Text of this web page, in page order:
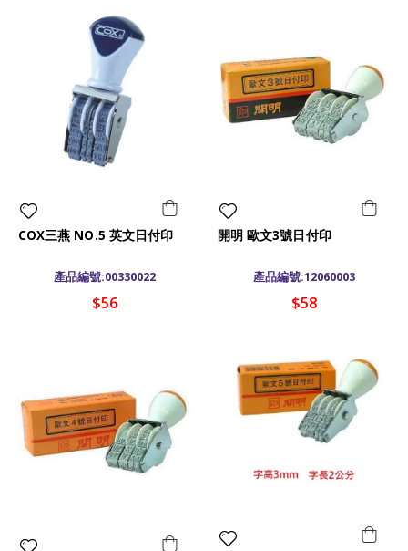
COX三燕 NO.5 英文日付印
產品編號:00330022
$56
開明 歐文3號日付印
產品編號:12060003
$58